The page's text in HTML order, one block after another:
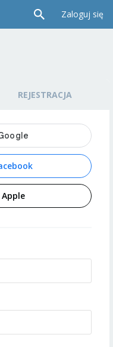
Zaloguj się
REJESTRACJA